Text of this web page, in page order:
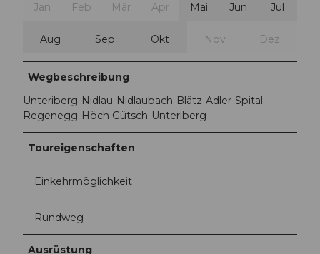
Jan Feb Mär Apr Mai Jun Jul
Aug Sep Okt Nov Dez
Wegbeschreibung
Unteriberg-Nidlau-Nidlaubach-Blätz-Adler-Spital-
Regenegg-Höch Gütsch-Unteriberg
Toureigenschaften
Einkehrmöglichkeit
Rundweg
Ausrüstung